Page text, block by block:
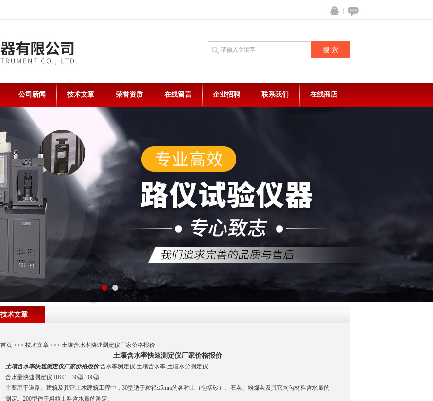
在线咨
QQ
公司新闻 技术文章 荣誉资质 在线留言 企业招聘 联系我们 在线商店
技术文章
首页>>> 技术文章>>> 土壤含水率快速测定仪厂家价格报价
土壤含水率快速测定仪厂家价格报价
土壤含水率快速测定仪厂家价格报价含水率测定仪 土壤含水率 土壤水分测定仪
含水量快速测定仪 HKC—30型 200型 ；
主要用于道路、建筑及其它土木建筑工程中，30型适于粒径≤5mm的各种土（包括砂）、石灰、粉煤灰及其它均匀材料含水量的
测定。200型适于粗粒土料含水量的测定。